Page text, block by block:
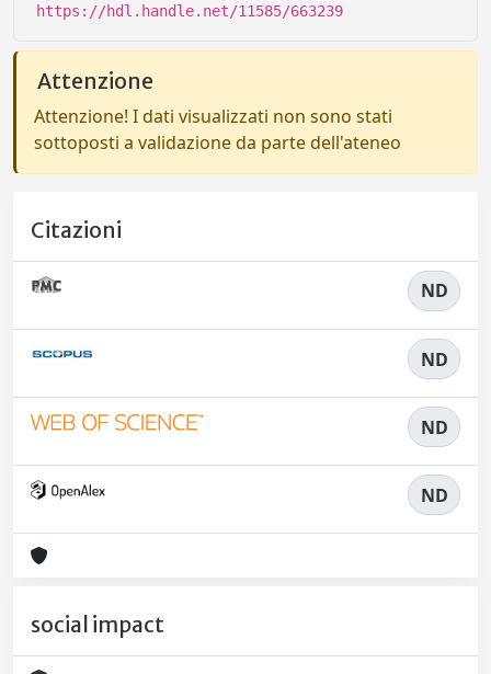
https://hdl.handle.net/11585/663239
Attenzione
Attenzione! I dati visualizzati non sono stati
sottoposti a validazione da parte dell'ateneo
Citazioni
ND
ND
ND
ND
social impact